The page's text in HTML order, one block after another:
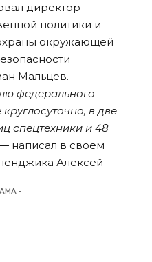
директор
политики и
окружающей
Мальцев.
федерального
в две
спецтехники и 48
― написал в своем
Алексей
-